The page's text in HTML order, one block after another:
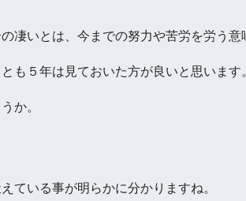
凄いとは、今までの努力や苦労を労う意
も５年は見ておいた方が良いと思います
か。
ている事が明らかに分かりますね。